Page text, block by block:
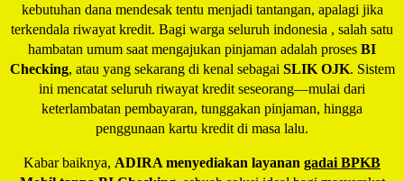
kebutuhan dana mendesak tentu menjadi tantangan, apalagi jika
terkendala riwayat kredit. Bagi warga seluruh indonesia , salah satu
hambatan umum saat mengajukan pinjaman adalah proses BI
Checking, atau yang sekarang di kenal sebagai SLIK OJK. Sistem
ini mencatat seluruh riwayat kredit seseorang—mulai dari
keterlambatan pembayaran, tunggakan pinjaman, hingga
penggunaan kartu kredit di masa lalu.
Kabar baiknya, ADIRA menyediakan layanan gadai BPKB